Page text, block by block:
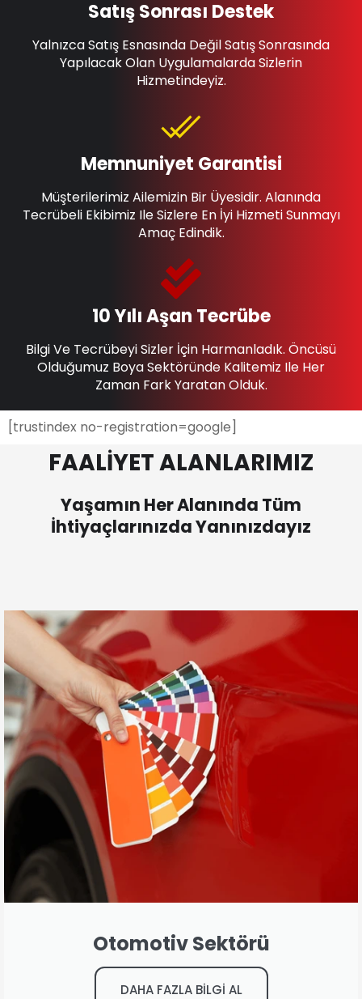
10 Yılı Aşan Tecrübe
Bilgi Ve Tecrübeyi Sizler İçin Harmanladık. Öncüsü
Olduğumuz Boya Sektöründe Kalitemiz Ile Her
Zaman Fark Yaratan Olduk.
Memnuniyet Garantisi
Müşterilerimiz Ailemizin Bir Üyesidir. Alanında
Tecrübeli Ekibimiz Ile Sizlere En İyi Hizmeti Sunmayı
Amaç Edindik.
Satış Sonrası Destek
Yalnızca Satış Esnasında Değil Satış Sonrasında
Yapılacak Olan Uygulamalarda Sizlerin
Hizmetindeyiz.
[trustindex no-registration=google]
FAALİYET ALANLARIMIZ
Yaşamın Her Alanında Tüm
İhtiyaçlarınızda Yanınızdayız
Otomotiv Sektörü
DAHA FAZLA BİLGİ AL